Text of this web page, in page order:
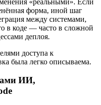
форма, иной шаг
между системами,
в коде — часто в сложной
деплоя.
доступа к
была легко описываема.
ИИ,